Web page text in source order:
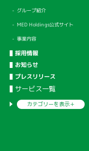
グループ紹介
MED Holdings公式サイト
事業内容
採用情報
お知らせ
プレスリリース
サービス一覧
カテゴリーを表示＋